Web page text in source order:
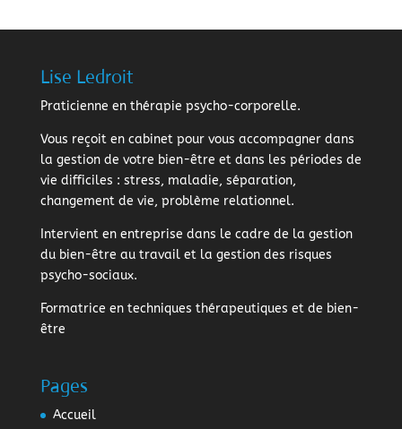
Lise Ledroit
Praticienne en thérapie psycho-corporelle.
Vous reçoit en cabinet pour vous accompagner dans
la gestion de votre bien-être et dans les périodes de
vie difficiles : stress, maladie, séparation,
changement de vie, problème relationnel.
Intervient en entreprise dans le cadre de la gestion
du bien-être au travail et la gestion des risques
psycho-sociaux.
Formatrice en techniques thérapeutiques et de bien-
être
Pages
Accueil